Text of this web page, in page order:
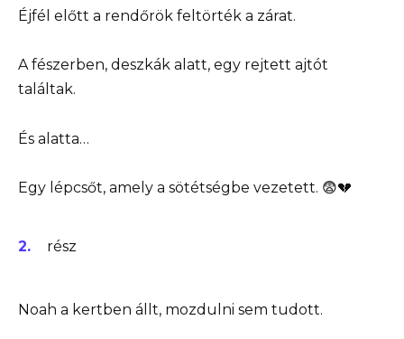
Éjfél előtt a rendőrök feltörték a zárat.
A fészerben, deszkák alatt, egy rejtett ajtót
találtak.
És alatta…
Egy lépcsőt, amely a sötétségbe vezetett. 😨💔
rész
Noah a kertben állt, mozdulni sem tudott.